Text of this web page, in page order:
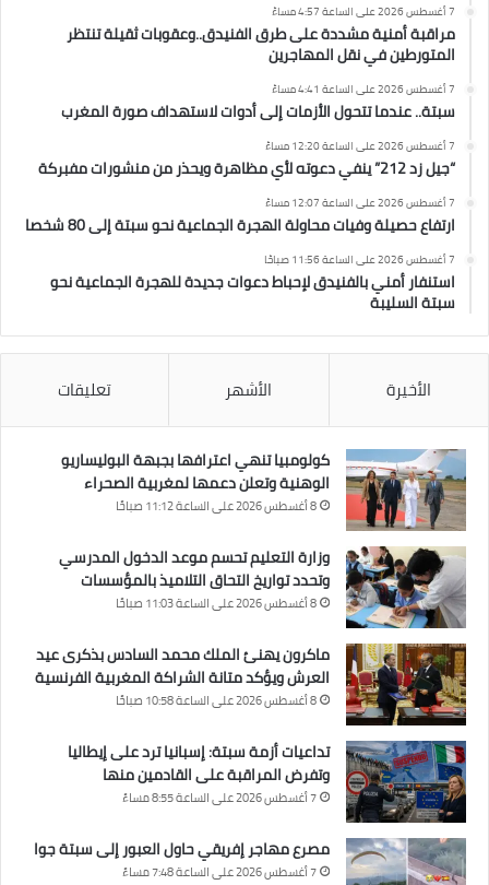
7 أغسطس 2026 على الساعة 4:57 مساءً
مراقبة أمنية مشددة على طرق الفنيدق..وعقوبات ثقيلة تنتظر
المتورطين في نقل المهاجرين
7 أغسطس 2026 على الساعة 4:41 مساءً
سبتة.. عندما تتحول الأزمات إلى أدوات لاستهداف صورة المغرب
7 أغسطس 2026 على الساعة 12:20 مساءً
“جيل زد 212” ينفي دعوته لأي مظاهرة ويحذر من منشورات مفبركة
7 أغسطس 2026 على الساعة 12:07 مساءً
ارتفاع حصيلة وفيات محاولة الهجرة الجماعية نحو سبتة إلى 80 شخصا
7 أغسطس 2026 على الساعة 11:56 صباحًا
استنفار أمني بالفنيدق لإحباط دعوات جديدة للهجرة الجماعية نحو
سبتة السليبة
الأخيرة الأشهر تعليقات
كولومبيا تنهي اعترافها بجبهة البوليساريو
الوهنية وتعلن دعمها لمغربية الصحراء
8 أغسطس 2026 على الساعة 11:12 صباحًا
وزارة التعليم تحسم موعد الدخول المدرسي
وتحدد تواريخ التحاق التلاميذ بالمؤسسات
8 أغسطس 2026 على الساعة 11:03 صباحًا
ماكرون يهنئ الملك محمد السادس بذكرى عيد
العرش ويؤكد متانة الشراكة المغربية الفرنسية
8 أغسطس 2026 على الساعة 10:58 صباحًا
تداعيات أزمة سبتة: إسبانيا ترد على إيطاليا
وتفرض المراقبة على القادمين منها
7 أغسطس 2026 على الساعة 8:55 مساءً
مصرع مهاجر إفريقي حاول العبور إلى سبتة جوا
7 أغسطس 2026 على الساعة 7:48 مساءً